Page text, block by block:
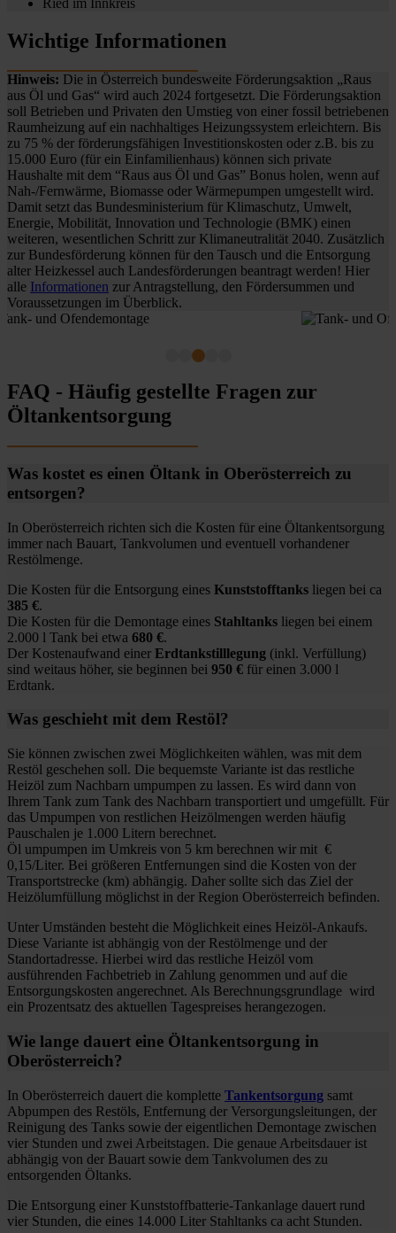
Wichtige Informationen
Hinweis: Die in Österreich bundesweite Förderungsaktion „Raus
aus Öl und Gas“ wird auch 2024 fortgesetzt. Die Förderungsaktion
soll Betrieben und Privaten den Umstieg von einer fossil betriebenen
Raumheizung auf ein nachhaltiges Heizungssystem erleichtern. Bis
zu 75 % der förderungsfähigen Investitionskosten oder z.B. bis zu
15.000 Euro (für ein Einfamilienhaus) können sich private
Haushalte mit dem “Raus aus Öl und Gas” Bonus holen, wenn auf
Nah-/Fernwärme, Biomasse oder Wärmepumpen umgestellt wird.
Damit setzt das Bundesministerium für Klimaschutz, Umwelt,
Energie, Mobilität, Innovation und Technologie (BMK) einen
weiteren, wesentlichen Schritt zur Klimaneutralität 2040. Zusätzlich
zur Bundesförderung können für den Tausch und die Entsorgung
alter Heizkessel auch Landesförderungen beantragt werden! Hier
alle Informationen zur Antragstellung, den Fördersummen und
Voraussetzungen im Überblick.
FAQ - Häufig gestellte Fragen zur
Öltankentsorgung
Was kostet es einen Öltank in Oberösterreich zu
entsorgen?
In Oberösterreich richten sich die Kosten für eine Öltankentsorgung
immer nach Bauart, Tankvolumen und eventuell vorhandener
Restölmenge.
Die Kosten für die Entsorgung eines Kunststofftanks liegen bei ca
385 €.
Die Kosten für die Demontage eines Stahltanks liegen bei einem
2.000 l Tank bei etwa 680 €.
Der Kostenaufwand einer Erdtankstilllegung (inkl. Verfüllung)
sind weitaus höher, sie beginnen bei 950 € für einen 3.000 l
Erdtank.
Was geschieht mit dem Restöl?
Sie können zwischen zwei Möglichkeiten wählen, was mit dem
Restöl geschehen soll. Die bequemste Variante ist das restliche
Heizöl zum Nachbarn umpumpen zu lassen. Es wird dann von
Ihrem Tank zum Tank des Nachbarn transportiert und umgefüllt. Für
das Umpumpen von restlichen Heizölmengen werden häufig
Pauschalen je 1.000 Litern berechnet.
Öl umpumpen im Umkreis von 5 km berechnen wir mit €
0,15/Liter. Bei größeren Entfernungen sind die Kosten von der
Transportstrecke (km) abhängig. Daher sollte sich das Ziel der
Heizölumfüllung möglichst in der Region Oberösterreich befinden.
Unter Umständen besteht die Möglichkeit eines Heizöl-Ankaufs.
Diese Variante ist abhängig von der Restölmenge und der
Standortadresse. Hierbei wird das restliche Heizöl vom
ausführenden Fachbetrieb in Zahlung genommen und auf die
Entsorgungskosten angerechnet. Als Berechnungsgrundlage wird
ein Prozentsatz des aktuellen Tagespreises herangezogen.
Wie lange dauert eine Öltankentsorgung in
Oberösterreich?
In Oberösterreich dauert die komplette Tankentsorgung samt
Abpumpen des Restöls, Entfernung der Versorgungsleitungen, der
Reinigung des Tanks sowie der eigentlichen Demontage zwischen
vier Stunden und zwei Arbeitstagen. Die genaue Arbeitsdauer ist
abhängig von der Bauart sowie dem Tankvolumen des zu
entsorgenden Öltanks.
Die Entsorgung einer Kunststoffbatterie-Tankanlage dauert rund
vier Stunden, die eines 14.000 Liter Stahltanks ca acht Stunden.